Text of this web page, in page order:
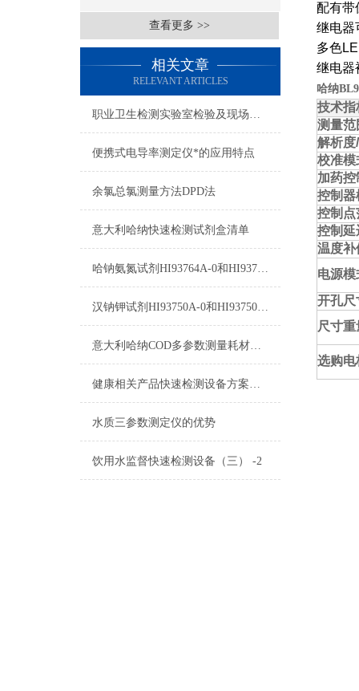
查看更多 >>
相关文章
RELEVANT ARTICLES
职业卫生检测实验室检验及现场检测设备目录（乙级）解决方案
便携式电导率测定仪*的应用特点
余氯总氯测量方法DPD法
意大利哈纳快速检测试剂盒清单
哈钠氨氮试剂HI93764A-0和HI93764-0测量原理
汉钠钾试剂HI93750A-0和HI93750B-0使用指南
意大利哈纳COD多参数测量耗材产品清单
健康相关产品快速检测设备方案（二）
水质三参数测定仪的优势
饮用水监督快速检测设备（三） -2
配有带
继电器
多色
继电器
哈纳
技术指
测量范
解析度
校准模
加药控
控制器
控制点
控制延
温度补
电源模
开孔尺
尺寸重
选购电